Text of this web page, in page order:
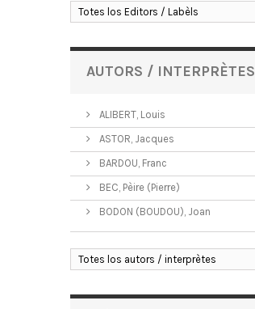
Totes los Editors / Labèls
AUTORS / INTERPRÈTES
ALIBERT, Louis
ASTOR, Jacques
BARDOU, Franc
BEC, Pèire (Pierre)
BODON (BOUDOU), Joan
Totes los autors / interprètes